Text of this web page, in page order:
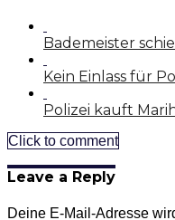
Bademeister
Kein Einlass für
Polizei kauft
Click to comment
Leave a Reply
Deine E-Mail-Adresse